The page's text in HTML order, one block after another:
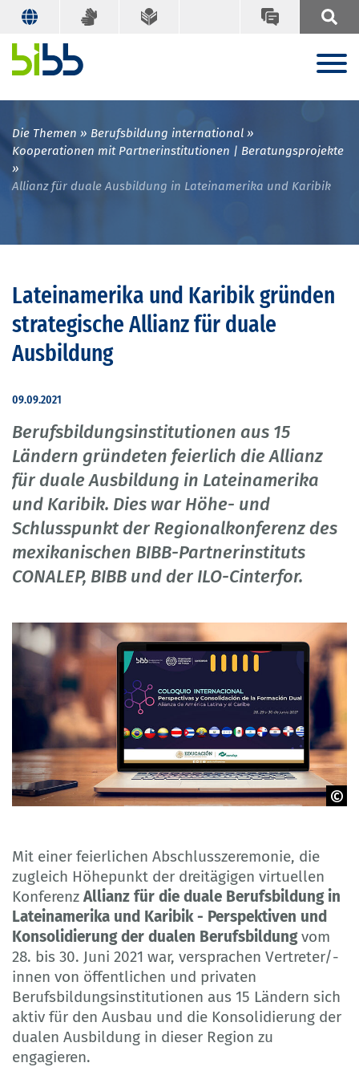
Die Themen
Berufsbildung international
Kooperationen mit Partnerinstitutionen | Beratungsprojekte
Allianz für duale Ausbildung in Lateinamerika und Karibik
Lateinamerika und Karibik gründen
strategische Allianz für duale
Ausbildung
09.09.2021
Berufsbildungsinstitutionen aus 15
Ländern gründeten feierlich die Allianz
für duale Ausbildung in Lateinamerika
und Karibik. Dies war Höhe- und
Schlusspunkt der Regionalkonferenz des
mexikanischen BIBB-Partnerinstituts
CONALEP, BIBB und der ILO-Cinterfor.
Mit einer feierlichen Abschlusszeremonie, die
zugleich Höhepunkt der dreitägigen virtuellen
Konferenz Allianz für die duale Berufsbildung in
Lateinamerika und Karibik - Perspektiven und
Konsolidierung der dualen Berufsbildungvom
28. bis 30. Juni 2021 war, versprachen Vertreter/-
innen von öffentlichen und privaten
Berufsbildungsinstitutionen aus 15 Ländern sich
aktiv für den Ausbau und die Konsolidierung der
dualen Ausbildung in dieser Region zu
engagieren.